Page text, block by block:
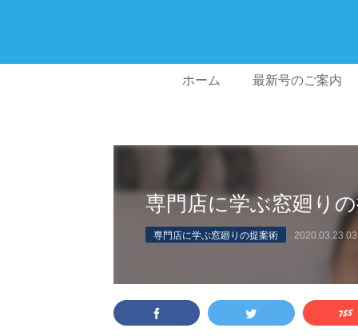
ホーム 最新号のご案内
専門店に学ぶ窓廻り
専門店に学ぶ窓廻りの提案術 2020.03.23